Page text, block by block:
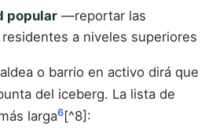
popular —reportar las
a niveles superiores
o barrio en activo dirá que
del iceberg. La lista de
larga6[^8]: